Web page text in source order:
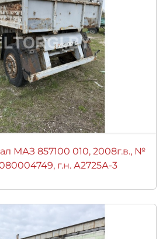
МАЗ 857100 010, 2008г.в., №
г.н. А2725А-3